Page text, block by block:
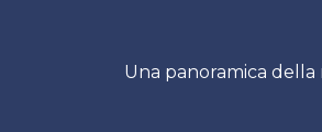
Una panoramica